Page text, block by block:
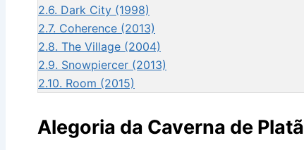
2.6. Dark City (1998)
2.7. Coherence (2013)
2.8. The Village (2004)
2.9. Snowpiercer (2013)
2.10. Room (2015)
Alegoria da Caverna de